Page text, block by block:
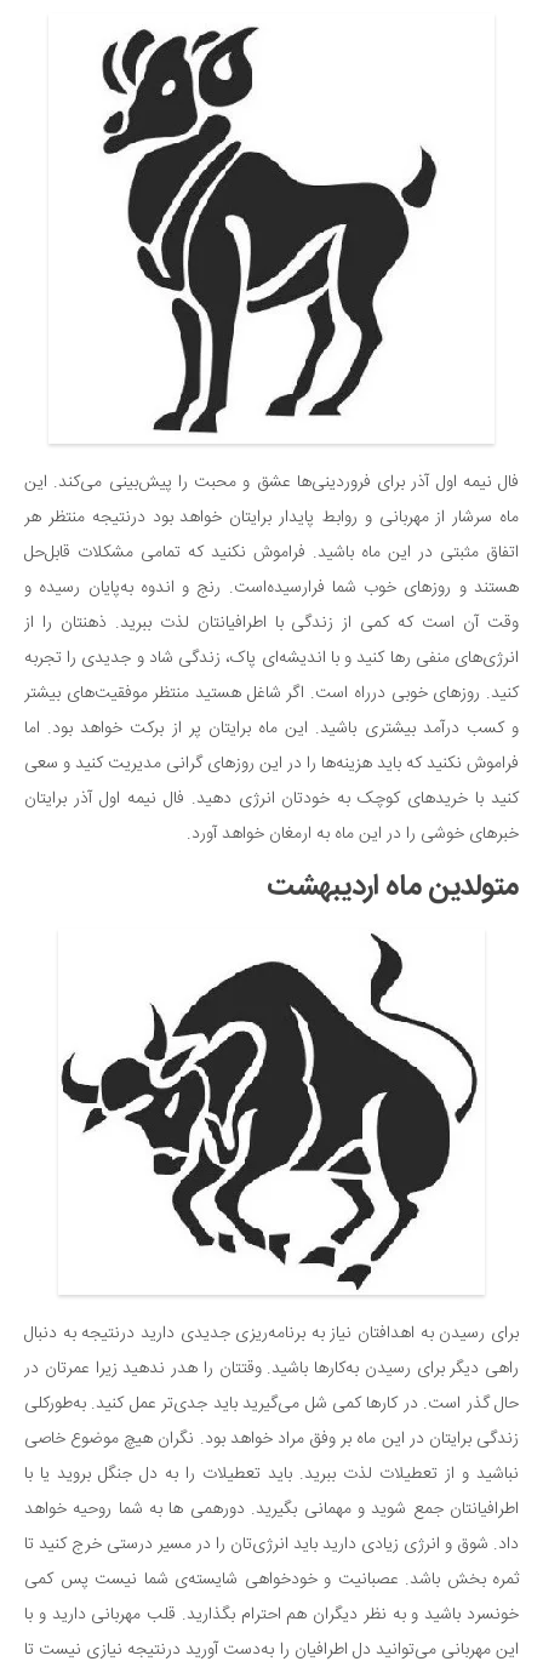
تلویزیون
موسیقی
عکاسی و هنرهای تجسمی
کتاب و کتاب‌خوانی
فناوری‌ها
نجوم و هوا فضا
زمین و محیط زیست
خودرو
سرگرمی
دانستنی‌ها
بازی
طنز
فال
مسابقه
اخبار
فال نیمه اول آذر برای فروردینی‌ها عشق و محبت را پیش‌بینی می‌کند. این
ماه سرشار از مهربانی و روابط پایدار برایتان خواهد بود درنتیجه منتظر هر
اتفاق مثبتی در این ماه باشید. فراموش نکنید که تمامی مشکلات قابل‌حل
هستند و روزهای خوب شما فرارسیده‌است. رنج و اندوه به‌پایان رسیده و
وقت آن است که کمی از زندگی با اطرافیانتان لذت ببرید. ذهنتان را از
انرژی‌های منفی رها کنید و با اندیشه‌ای پاک، زندگی شاد و جدیدی را تجربه
کنید. روزهای خوبی درراه است. اگر شاغل هستید منتظر موفقیت‌های بیشتر
و کسب درآمد بیشتری باشید. این ماه برایتان پر از برکت خواهد بود. اما
فراموش نکنید که باید هزینه‌ها را در این روزهای گرانی مدیریت کنید و سعی
کنید با خریدهای کوچک به خودتان انرژی دهید. فال نیمه اول آذر برایتان
خبرهای خوشی را در این ماه به ارمغان خواهد آورد.
متولدین ماه اردیبهشت
برای رسیدن به اهدافتان نیاز به برنامه‌ریزی جدیدی دارید درنتیجه به دنبال
راهی دیگر برای رسیدن به‌کارها باشید. وقتتان را هدر ندهید زیرا عمرتان در
حال گذر است. در کارها کمی شل می‌گیرید باید جدی‌تر عمل کنید. به‌طورکلی
زندگی برایتان در این ماه بر وفق مراد خواهد بود. نگران هیچ موضوع خاصی
نباشید و از تعطیلات لذت ببرید. باید تعطیلات را به دل جنگل بروید یا با
اطرافیانتان جمع شوید و مهمانی بگیرید. دورهمی ها به شما روحیه خواهد
داد. شوق و انرژی زیادی دارید باید انرژی‌تان را در مسیر درستی خرج کنید تا
ثمره بخش باشد. عصبانیت و خودخواهی شایسته‌ی شما نیست پس کمی
خونسرد باشید و به نظر دیگران هم احترام بگذارید. قلب مهربانی دارید و با
این مهربانی می‌توانید دل اطرافیان را به‌دست آورید درنتیجه نیازی نیست تا